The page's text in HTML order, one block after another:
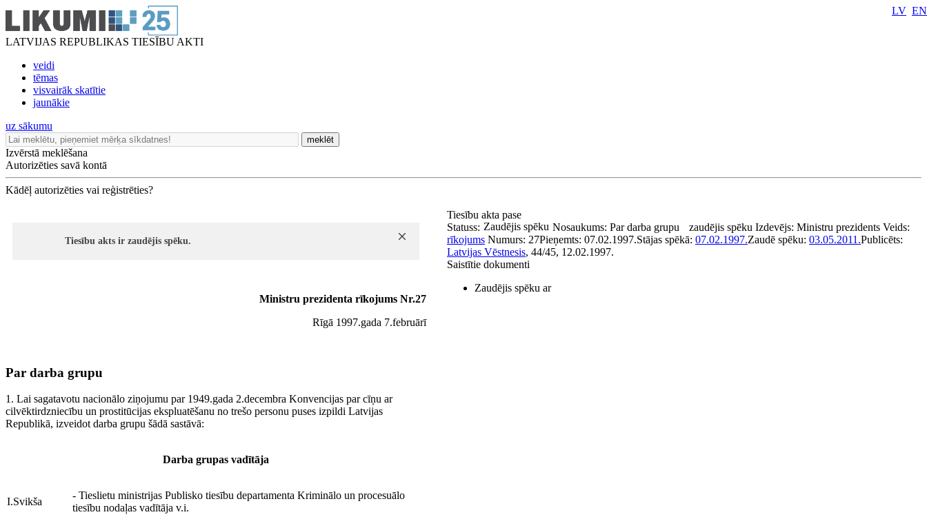
LATVIJAS REPUBLIKAS TIESĪBU AKTI
veidi
tēmas
visvairāk skatītie
jaunākie
LV EN
uz sākumu
meklēt
Izvērstā meklēšana
Autorizēties savā kontā
Kādēļ autorizēties vai reģistrēties?
Tiesību akts ir zaudējis spēku.
Ministru prezidenta rīkojums Nr.27
Rīgā 1997.gada 7.februārī
Par darba grupu
1. Lai sagatavotu nacionālo ziņojumu par 1949.gada 2.decembra Konvencijas par cīņu ar
cilvēktirdzniecību un prostitūcijas ekspluatēšanu no trešo personu puses izpildi Latvijas
Republikā, izveidot darba grupu šādā sastāvā:
Darba grupas vadītāja
I.Svikša
- Tieslietu ministrijas Publisko tiesību departamenta Kriminālo un procesuālo
tiesību nodaļas vadītāja v.i.
Tiesību akta pase
Nosaukums: Par darba grupu
Statuss: Zaudējis spēku zaudējis spēku Izdevējs: Ministru prezidents Veids:
rīkojums Numurs: 27Pieņemts: 07.02.1997.Stājas spēkā: 07.02.1997.Zaudē spēku: 03.05.2011.Publicēts:
Latvijas Vēstnesis, 44/45, 12.02.1997.
Saistītie dokumenti
Zaudējis spēku ar